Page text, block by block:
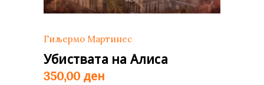
Гиљермо Мартинес
Убиствата на Алиса
350,00 ден